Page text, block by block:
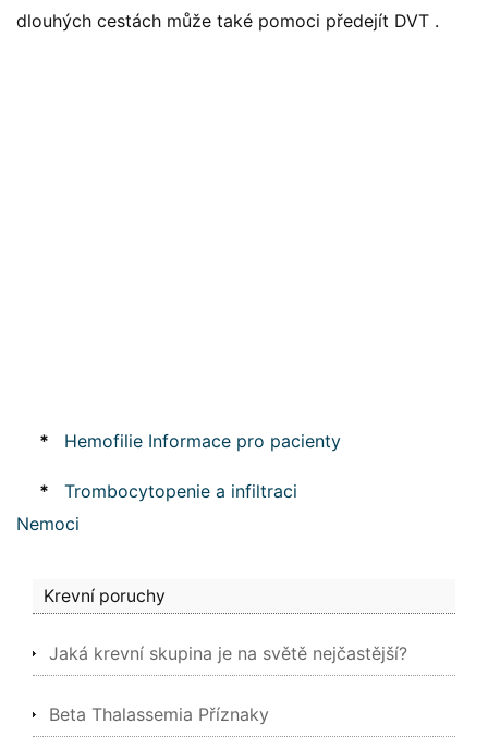
dlouhých cestách může také pomoci předejít DVT .
* Hemofilie Informace pro pacienty
*
Trombocytopenie a infiltraci
Nemoci
Krevní poruchy
Jaká krevní skupina je na světě nejčastější?
Beta Thalassemia Příznaky